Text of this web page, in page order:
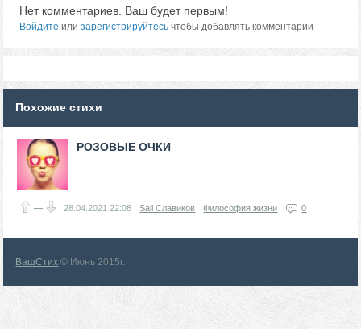
Нет комментариев. Ваш будет первым!
Войдите илизарегистрируйтесь чтобы добавлять комментарии
Похожие стихи
РОЗОВЫЕ ОЧКИ
— 28.04.202122:08 Sall Славиков Философия жизни 0
ВашСтих © Июнь 2015г.